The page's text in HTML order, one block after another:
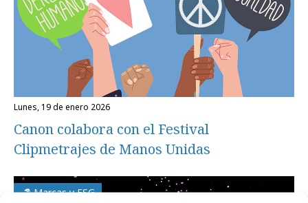
lunes, 19 de enero 2026
Canon colabora con el Festival
Clipmetrajes de Manos Unidas
Marcas y ESG